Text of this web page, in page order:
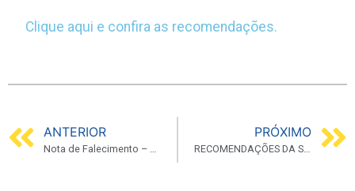
Clique aqui e confira as recomendações.
ANTERIOR
Nota de Falecimento – Prof. Dr. Tsutomu Aoki
PRÓXIMO
RECOMENDAÇÕES DA SOCIEDADE BRASILEIRA DE REPRODUÇÃO HUMANA (SBRH) COM RELAÇÃO A GESTAÇÃO E COVID-19